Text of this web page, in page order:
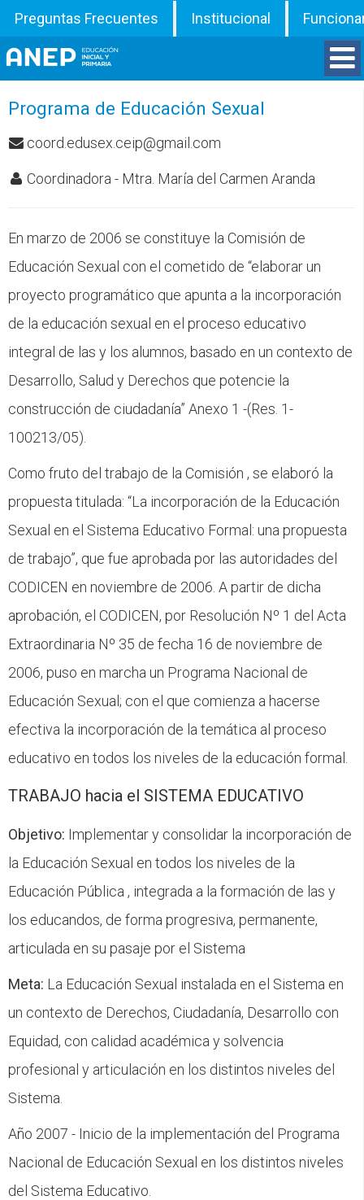
Preguntas Frecuentes Institucional
Divisiones
Departamentos
Programas
Documentos
Noticias
Programa de Educación Sexual
coord.edusex.ceip@gmail.com
Coordinadora - Mtra. María del Carmen Aranda
En marzo de 2006 se constituye la Comisión de
Educación Sexual con el cometido de “elaborar un
proyecto programático que apunta a la incorporación
de la educación sexual en el proceso educativo
integral de las y los alumnos, basado en un contexto de
Desarrollo, Salud y Derechos que potencie la
construcción de ciudadanía” Anexo 1 -(Res. 1-
100213/05).
Como fruto del trabajo de la Comisión , se elaboró la
propuesta titulada: “La incorporación de la Educación
Sexual en el Sistema Educativo Formal: una propuesta
de trabajo”, que fue aprobada por las autoridades del
CODICEN en noviembre de 2006. A partir de dicha
aprobación, el CODICEN, por Resolución Nº 1 del Acta
Extraordinaria Nº 35 de fecha 16 de noviembre de
2006, puso en marcha un Programa Nacional de
Educación Sexual; con el que comienza a hacerse
efectiva la incorporación de la temática al proceso
educativo en todos los niveles de la educación formal.
TRABAJO hacia el SISTEMA EDUCATIVO
Objetivo: Implementar y consolidar la incorporación de
la Educación Sexual en todos los niveles de la
Educación Pública , integrada a la formación de las y
los educandos, de forma progresiva, permanente,
articulada en su pasaje por el Sistema
Meta: La Educación Sexual instalada en el Sistema en
un contexto de Derechos, Ciudadanía, Desarrollo con
Equidad, con calidad académica y solvencia
profesional y articulación en los distintos niveles del
Sistema.
Año 2007 - Inicio de la implementación del Programa
Nacional de Educación Sexual en los distintos niveles
del Sistema Educativo.